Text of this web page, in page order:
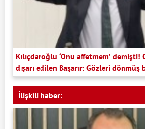
Kılıçdaroğlu ‘Onu affetmem’ demişti!
dışarı edilen Başarır: Gözleri dönmüş
İlişkili haber: